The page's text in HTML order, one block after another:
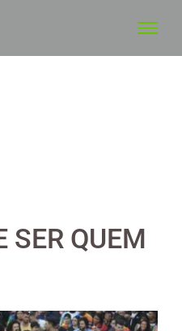
SER QUEM